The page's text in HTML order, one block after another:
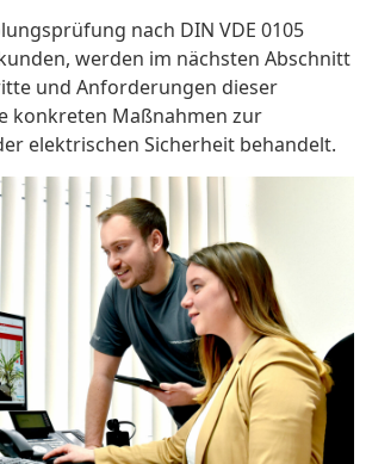
nach DIN VDE 0105
werden im nächsten Abschnitt
und Anforderungen dieser
konkreten Maßnahmen zur
elektrischen Sicherheit behandelt.